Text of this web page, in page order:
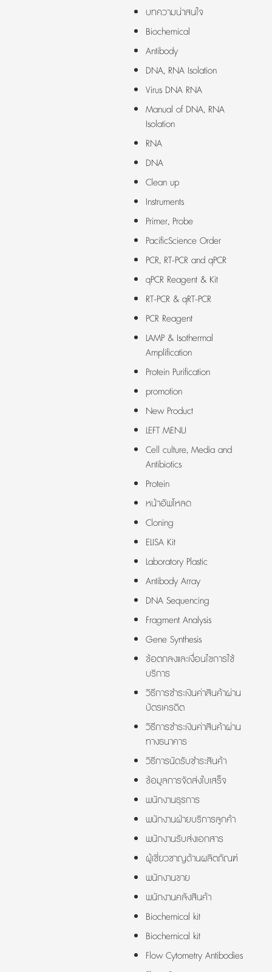
บทความน่าสนใจ
Biochemical
Antibody
DNA, RNA Isolation
Virus DNA RNA
Manual of DNA, RNA
Isolation
RNA
DNA
Clean up
Instruments
Primer, Probe
PacificScience Order
PCR, RT-PCR and qPCR
qPCR Reagent & Kit
RT-PCR & qRT-PCR
PCR Reagent
LAMP & Isothermal
Amplification
Protein Purification
promotion
New Product
LEFT MENU
Cell culture, Media and
Antibiotics
Protein
หน้าอัพโหลด
Cloning
ELISA Kit
Laboratory Plastic
Antibody Array
DNA Sequencing
Fragment Analysis
Gene Synthesis
ข้อตกลงและเงื่อนไขการใช้
บริการ
วิธีการชำระเงินค่าสินค้าผ่าน
บัตรเครดิต
วิธีการชำระเงินค่าสินค้าผ่าน
ทางธนาคาร
วิธีการนัดรับชำระสินค้า
ข้อมูลการจัดส่งใบเสร็จ
พนักงานธุรการ
พนักงานฝ่ายบริการลูกค้า
พนักงานรับส่งเอกสาร
ผู้เชี่ยวชาญด้านผลิตภัณฑ์
พนักงานขาย
พนักงานคลังสินค้า
Biochemical kit
Biochemical kit
Flow Cytometry Antibodies